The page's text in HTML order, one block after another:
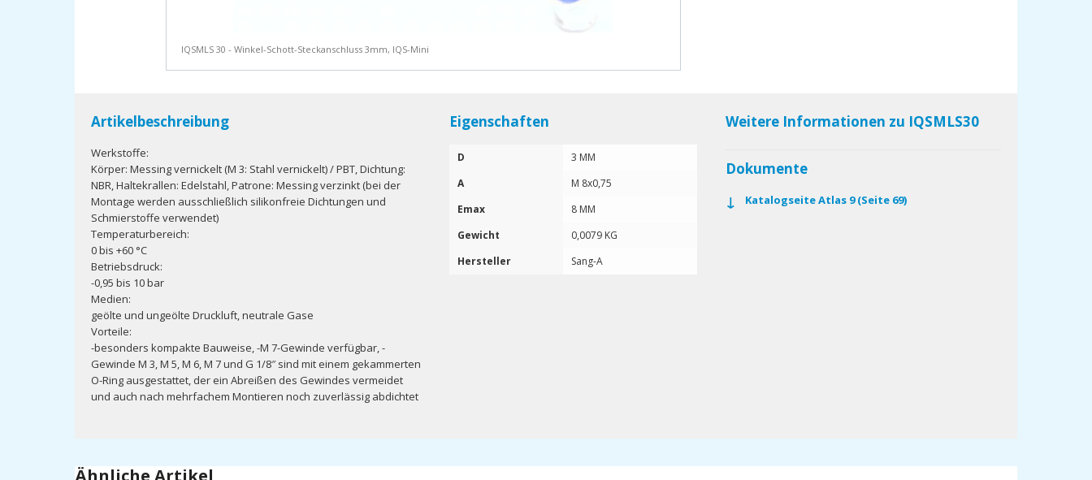
IQSMLS 30 - Winkel-Schott-Steckanschluss 3mm, IQS-Mini
Artikelbeschreibung
Werkstoffe:
Körper: Messing vernickelt (M 3: Stahl vernickelt) / PBT, Dichtung:
NBR, Haltekrallen: Edelstahl, Patrone: Messing verzinkt (bei der
Montage werden ausschließlich silikonfreie Dichtungen und
Schmierstoffe verwendet)
Temperaturbereich:
0 bis +60 °C
Betriebsdruck:
-0,95 bis 10 bar
Medien:
geölte und ungeölte Druckluft, neutrale Gase
Vorteile:
-besonders kompakte Bauweise, -M 7-Gewinde verfügbar, -
Gewinde M 3, M 5, M 6, M 7 und G 1/8″ sind mit einem gekammerten
O-Ring ausgestattet, der ein Abreißen des Gewindes vermeidet
und auch nach mehrfachem Montieren noch zuverlässig abdichtet
Eigenschaften
D
3 MM
A
M 8x0,75
Emax
8 MM
Gewicht
0,0079 KG
Hersteller
Sang-A
Weitere Informationen zu IQSMLS30
Dokumente
Katalogseite Atlas 9 (Seite 69)
Ähnliche Artikel